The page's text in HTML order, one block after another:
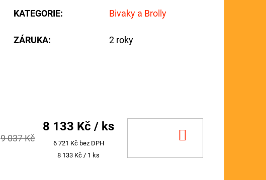
KATEGORIE: Bivaky a Brolly
ZÁRUKA: 2 roky
9 037 Kč
8 133 Kč / ks
6 721 Kč bez DPH
Měrná
8 133 Kč / 1 ks